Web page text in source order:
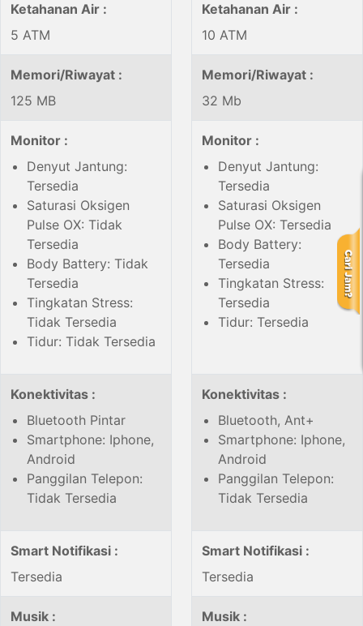
Ketahanan Air :
5 ATM
Ketahanan Air :
10 ATM
Memori/Riwayat :
125 MB
Memori/Riwayat :
32 Mb
Monitor :
Denyut Jantung:
Tersedia
Saturasi Oksigen
Pulse OX: Tidak
Tersedia
Body Battery: Tidak
Tersedia
Tingkatan Stress:
Tidak Tersedia
Tidur: Tidak Tersedia
Monitor :
Denyut Jantung:
Tersedia
Saturasi Oksigen
Pulse OX: Tersedia
Body Battery:
Tersedia
Tingkatan Stress:
Tersedia
Tidur: Tersedia
Konektivitas :
Bluetooth Pintar
Smartphone: Iphone,
Android
Panggilan Telepon:
Tidak Tersedia
Konektivitas :
Bluetooth, Ant+
Smartphone: Iphone,
Android
Panggilan Telepon:
Tidak Tersedia
Smart Notifikasi :
Tersedia
Smart Notifikasi :
Tersedia
Musik :
Musik :